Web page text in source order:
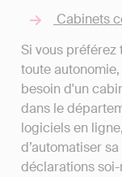
Cabinets
Si vous
toute
besoin d'un
dans le
logiciels en
d’automatiser
déclarations